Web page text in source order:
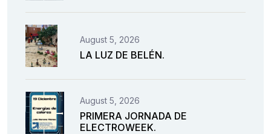
August 5, 2026
LA LUZ DE BELÉN.
August 5, 2026
PRIMERA JORNADA DE
ELECTROWEEK.